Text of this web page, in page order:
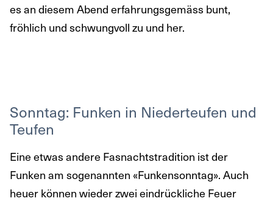
es an diesem Abend erfahrungsgemäss bunt,
fröhlich und schwungvoll zu und her.
Sonntag: Funken in Niederteufen und
Teufen
Eine etwas andere Fasnachtstradition ist der
Funken am sogenannten «Funkensonntag». Auch
heuer können wieder zwei eindrückliche Feuer